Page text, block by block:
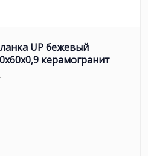
UP бежевый
керамогранит